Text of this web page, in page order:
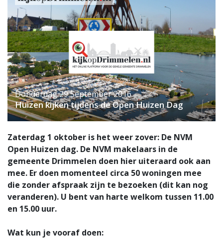
Donderdag 29 September 2016
Huizen kijken tijdens de Open Huizen Dag
Zaterdag 1 oktober is het weer zover: De NVM
Open Huizen dag. De NVM makelaars in de
gemeente Drimmelen doen hier uiteraard ook aan
mee. Er doen momenteel circa 50 woningen mee
die zonder afspraak zijn te bezoeken (dit kan nog
veranderen). U bent van harte welkom tussen 11.00
en 15.00 uur.
Wat kun je vooraf doen: